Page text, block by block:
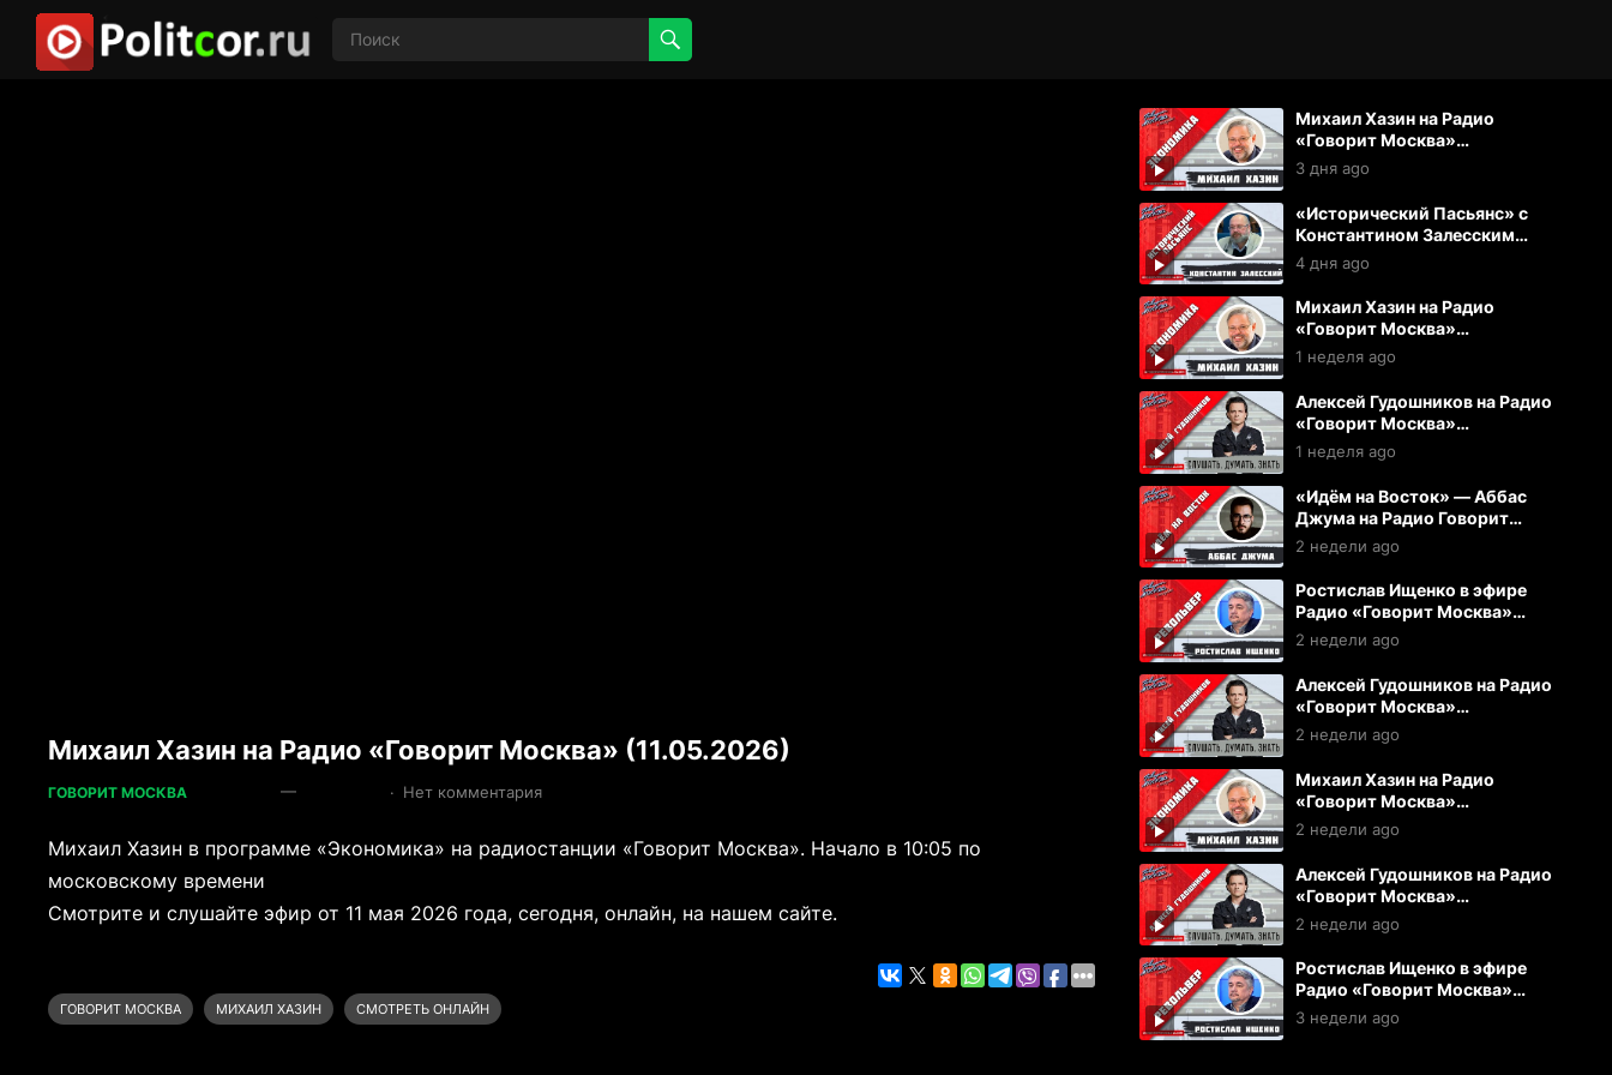
Михаил Хазин на Радио «Говорит Москва» (11.05.2026)
ГОВОРИТ МОСКВА — · Нет комментария
Михаил Хазин в программе «Экономика» на радиостанции «Говорит Москва». Начало в 10:05 по
московскому времени
Смотрите и слушайте эфир от 11 мая 2026 года, сегодня, онлайн, на нашем сайте.
ГОВОРИТ МОСКВА МИХАИЛ ХАЗИН СМОТРЕТЬ ОНЛАЙН
Михаил Хазин на Радио
«Говорит Москва»
(03.08.2026)
3 дня ago
«Исторический Пасьянс» с
Константином Залесским
(02.08.2026)
4 дня ago
Михаил Хазин на Радио
«Говорит Москва»
(27.07.2026)
1 неделя ago
Алексей Гудошников на Радио
«Говорит Москва»
(27.07.2026)
1 неделя ago
«Идём на Восток» — Аббас
Джума на Радио Говорит
Москва (22.07.2026)
2 недели ago
Ростислав Ищенко в эфире
Радио «Говорит Москва»
(22.07.2026)
2 недели ago
Алексей Гудошников на Радио
«Говорит Москва»
(22.07.2026)
2 недели ago
Михаил Хазин на Радио
«Говорит Москва»
(20.07.2026)
2 недели ago
Алексей Гудошников на Радио
«Говорит Москва»
(20.07.2026)
2 недели ago
Ростислав Ищенко в эфире
Радио «Говорит Москва»
(15.07.2026)
3 недели ago